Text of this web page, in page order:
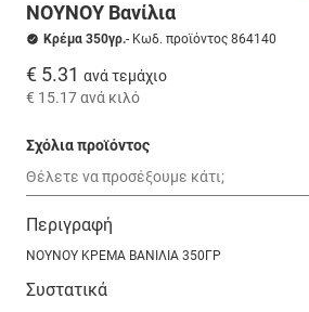
ΝΟΥΝΟΥ Βανίλια
Κρέμα 350γρ.- Κωδ. προϊόντος 864140
€ 5.31 ανά τεμάχιο
€ 15.17ανά κιλό
Σχόλια προϊόντος
Περιγραφή
ΝΟΥΝΟΥ ΚΡΕΜΑ ΒΑΝΙΛΙΑ 350ΓΡ
Συστατικά